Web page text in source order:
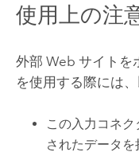
使用上の注
外部 Web サイトを
を使用する際には
この入力コネ
されたデータ